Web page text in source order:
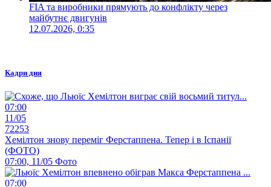
FIA та виробники прямують до конфлікту через
майбутнє двигунів
12.07.2026, 0:35
Кадри дня
07:00
11/05
72253
Хемілтон знову переміг Ферстаппена. Тепер і в Іспанії
(ФОТО)
07:00, 11/05 Фото
07:00